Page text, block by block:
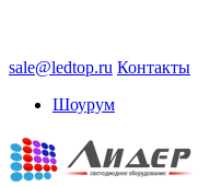
sale@ledtop.ru Контакты
Шоурум